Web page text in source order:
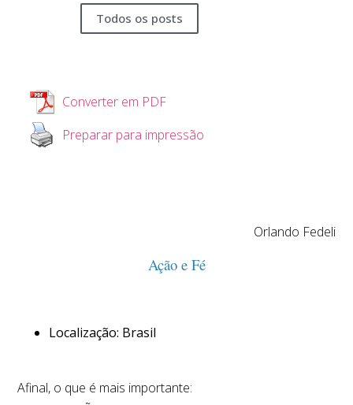
Todos os posts
Converter em PDF
Preparar para impressão
Orlando Fedeli
Ação e Fé
Localização: Brasil
Afinal, o que é mais importante: